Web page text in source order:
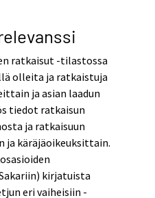
ratkaisut -tilastossa
olleita ja ratkaistuja
ja asian laadun
tiedot ratkaisun
ja ratkaisuun
ja käräjäoikeuksittain.
kirjatuista
eri vaiheisiin -